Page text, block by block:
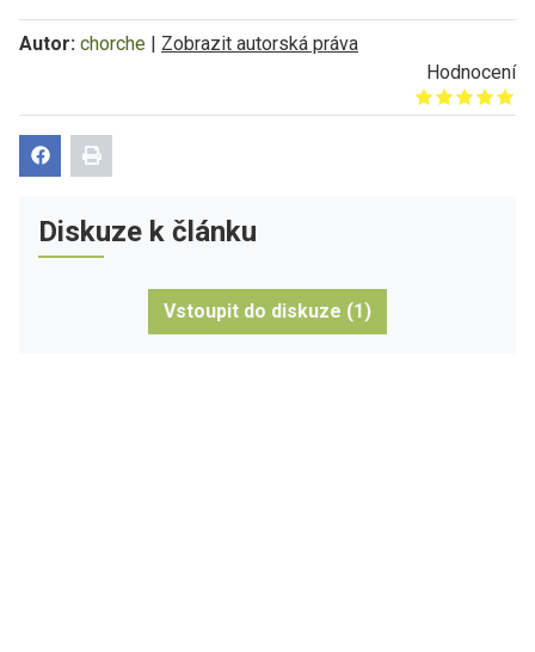
Autor: chorche | Zobrazit autorská práva
Hodnocení
Give it 1/5
Give it 2/5
Give it 3/5
Give it 4/5
Give it 5/5
Diskuze k článku
Vstoupit do diskuze (1)